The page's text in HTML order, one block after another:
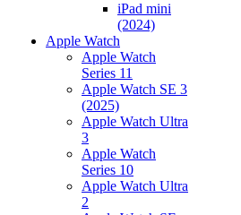
iPad mini
(2024)
Apple Watch
Apple Watch
Series 11
Apple Watch SE 3
(2025)
Apple Watch Ultra
3
Apple Watch
Series 10
Apple Watch Ultra
2